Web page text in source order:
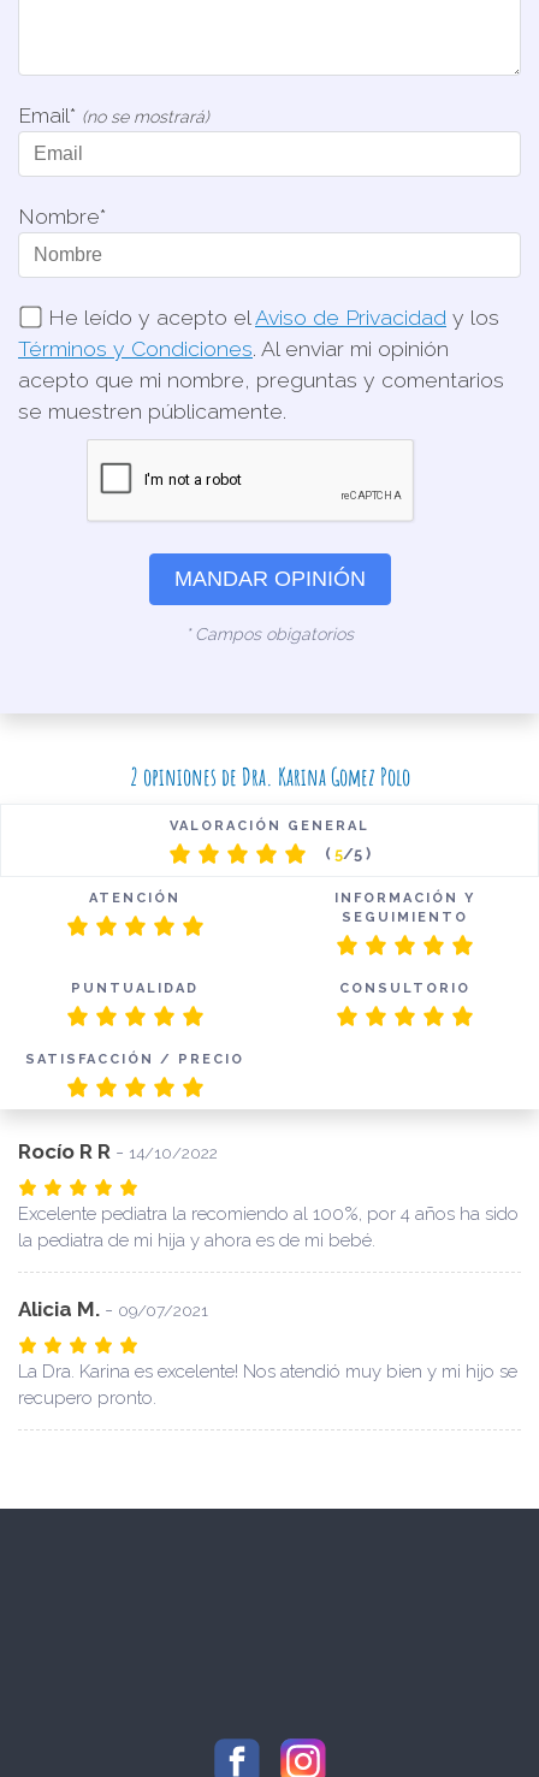
Email* (no se mostrará)
Nombre*
He leído y acepto elAviso de Privacidad y los
Términos y Condiciones. Al enviar mi opinión
acepto que mi nombre, preguntas y comentarios
se muestren públicamente.
MANDAR OPINIÓN
* Campos obigatorios
2 opiniones de Dra. Karina Gomez Polo
VALORACIÓN GENERAL
( 5/5 )
ATENCIÓN
INFORMACIÓN Y
SEGUIMIENTO
PUNTUALIDAD CONSULTORIO
SATISFACCIÓN / PRECIO
Rocío R R - 14/10/2022
Excelente pediatra la recomiendo al 100%, por 4 años ha sido
la pediatra de mi hija y ahora es de mi bebé.
Alicia M. - 09/07/2021
La Dra. Karina es excelente! Nos atendió muy bien y mi hijo se
recupero pronto.